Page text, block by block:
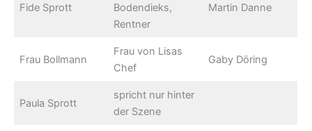
Fide Sprott
Bodendieks,
Rentner
Martin Danne
Frau Bollmann
Frau von Lisas
Chef
Gaby Döring
Paula Sprott
spricht nur hinter
der Szene